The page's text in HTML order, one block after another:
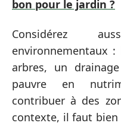
bon pour le jardin ?
Considérez
environnementaux :
arbres, un
pauvre en
contribuer à des
contexte, il faut bien